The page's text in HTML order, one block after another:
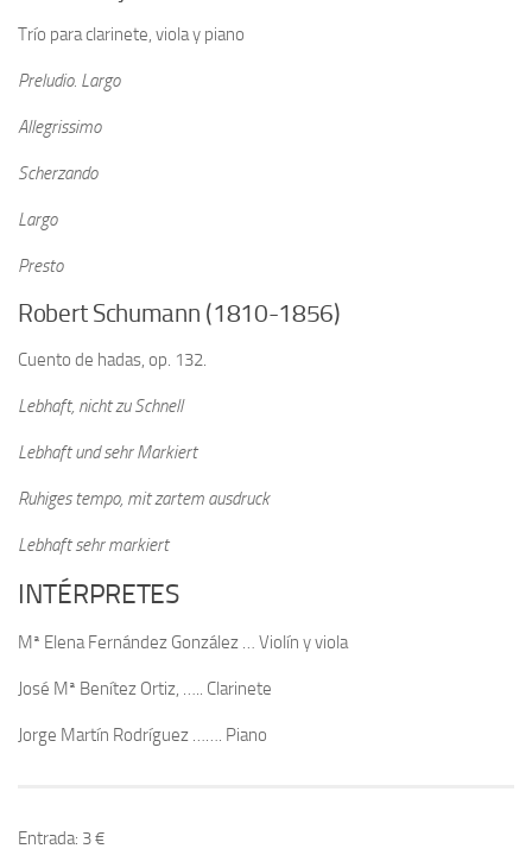
Trío para clarinete, viola y piano
Preludio. Largo
Allegrissimo
Scherzando
Largo
Presto
Robert Schumann (1810-1856)
Cuento de hadas, op. 132.
Lebhaft, nicht zu Schnell
Lebhaft und sehr Markiert
Ruhiges tempo, mit zartem ausdruck
Lebhaft sehr markiert
INTÉRPRETES
Mª Elena Fernández González … Violín y viola
José Mª Benítez Ortiz, ….. Clarinete
Jorge Martín Rodríguez ……. Piano
Entrada: 3 €